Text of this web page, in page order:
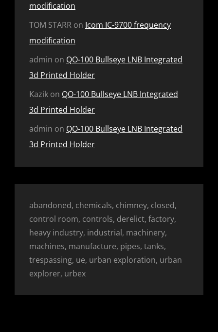
modification
TOM STARR on Icom IC-9700 frequency
modification
admin on QO-100 Bullseye LNB Integrated
3d Printed Holder
Kazik on QO-100 Bullseye LNB Integrated
3d Printed Holder
admin on QO-100 Bullseye LNB Integrated
3d Printed Holder
abandoned, chemicals, chimney, closed,
control room, controls, derelict, factory,
heavy industry, industrial, machinery,
machines, manufacture, pipes, tanks,
trespassing, ue, urban exploration, urban
explorer, urbex